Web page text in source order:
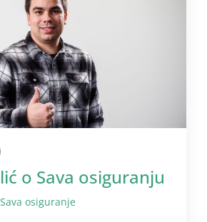
o Sava osiguranju
Sava osiguranje